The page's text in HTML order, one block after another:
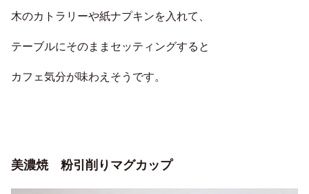
木のカトラリーや紙ナプキンを入れて、
テーブルにそのままセッティングすると
カフェ気分が味わえそうです。
美濃焼 粉引削りマグカップ